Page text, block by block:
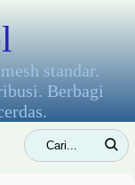
standar.
Berbagi